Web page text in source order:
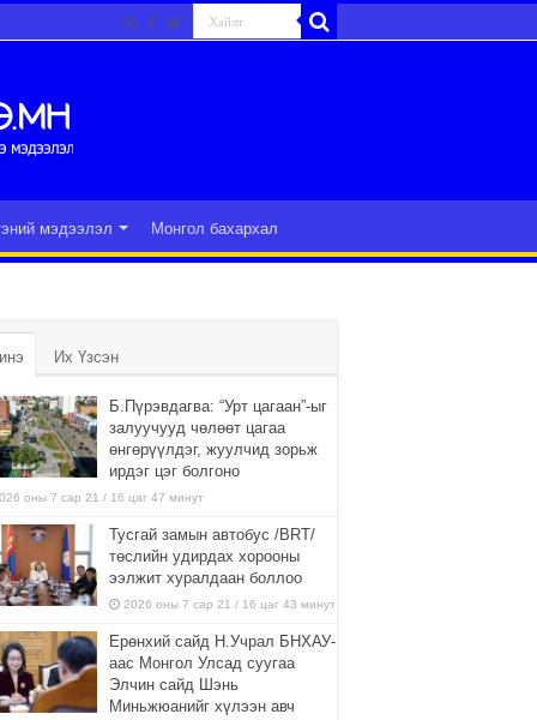
мэдээлэл Монгол бахархал
Их Үзсэн
Б.Пүрэвдагва: “Урт цагаан”-ыг
залуучууд чөлөөт цагаа
өнгөрүүлдэг, жуулчид зорьж
ирдэг цэг болгоно
оны 7 сар 21 / 16 цаг 47 минут
Тусгай замын автобус /BRT/
төслийн удирдах хорооны
ээлжит хуралдаан боллоо
2026 оны 7 сар 21 / 16 цаг 43 минут
Ерөнхий сайд Н.Учрал БНХАУ-
аас Монгол Улсад суугаа
Элчин сайд Шэнь
Миньжюанийг хүлээн авч